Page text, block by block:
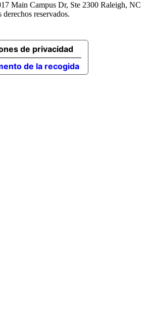
Main Campus Dr, Ste 2300 Raleigh, NC
reservados.
de la recogida
de privacidad